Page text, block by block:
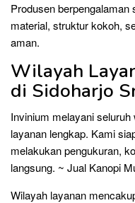
Produsen
material, struktur kokoh,
aman.
Wilayah
di Sidoharjo
Invinium melayani
layanan lengkap. Kami
melakukan pengukuran,
langsung. ~ Jual Kanopi
Wilayah layanan